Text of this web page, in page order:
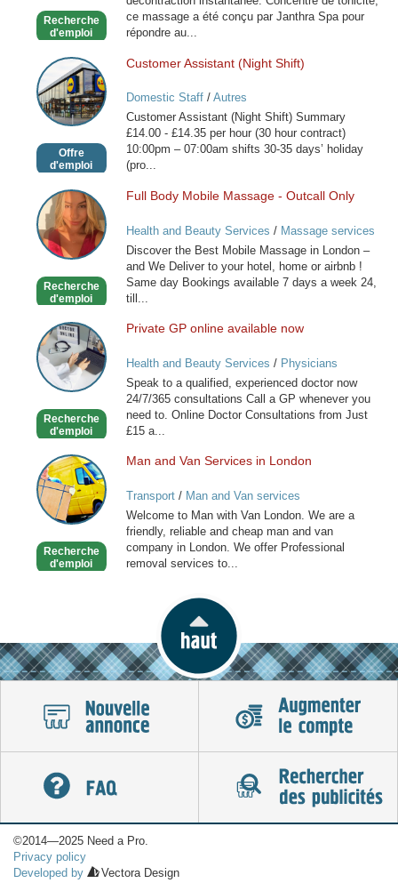
Recherche
d'emploi
ce massage a été conçu par Janthra Spa pour
répondre au...
Customer
Assistant
(Night
Shift)
Offre
d'emploi
Customer Assistant (Night Shift)
Domestic Staff/ Autres
Customer Assistant (Night Shift) Summary
£14.00 - £14.35 per hour (30 hour contract)
10:00pm – 07:00am shifts 30-35 days’ holiday
(pro...
Full
Body
Mobile
Massage
Outcall
Only
Recherche
d'emploi
Full Body Mobile Massage - Outcall Only
Health and Beauty Services / Massage services
at home
Discover the Best Mobile Massage in London –
and We Deliver to your hotel, home or airbnb !
Same day Bookings available 7 days a week 24,
till...
Private
GP
online
available
Recherche
d'emploi
Private GP online available now
Health and Beauty Services / Physicians
Speak to a qualified, experienced doctor now
24/7/365 consultations Call a GP whenever you
need to. Online Doctor Consultations from Just
£15 a...
Man
and
Van
Services
London
Recherche
d'emploi
Man and Van Services in London
Transport/ Man and Van services
Welcome to Man with Van London. We are a
friendly, reliable and cheap man and van
company in London. We offer Professional
removal services to...
©2014—2025 Need a Pro.
Privacy policy
Developed by
Vectora Design